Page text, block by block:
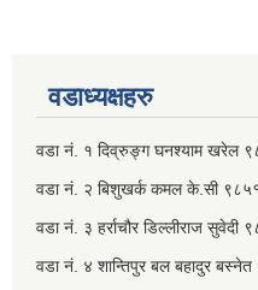
वडाध्यक्षहरु
वडा नं. १ दिव्रुङ्ग घनश्याम खरेल
वडा नं. २ ‌‍बिशुखर्क कमल के.सी
वडा नं. ३ हर्राचौर डिल्लीराज
वडा नं. ४ शान्तिपुर बल बहादुर